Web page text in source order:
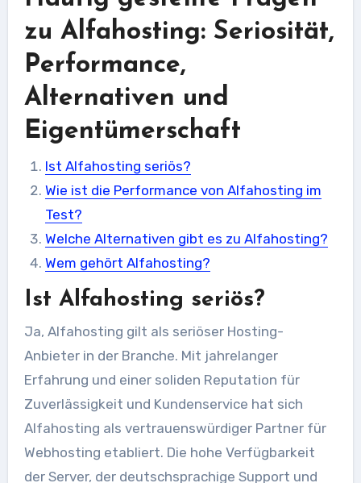
zu Alfahosting: Seriosität,
Performance,
Alternativen und
Eigentümerschaft
Ist Alfahosting seriös?
Wie ist die Performance von Alfahosting im
Test?
Welche Alternativen gibt es zu Alfahosting?
Wem gehört Alfahosting?
Ist Alfahosting seriös?
Ja, Alfahosting gilt als seriöser Hosting-
Anbieter in der Branche. Mit jahrelanger
Erfahrung und einer soliden Reputation für
Zuverlässigkeit und Kundenservice hat sich
Alfahosting als vertrauenswürdiger Partner für
Webhosting etabliert. Die hohe Verfügbarkeit
der Server, der deutschsprachige Support und